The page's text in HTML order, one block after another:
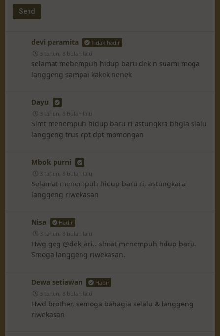
devi paramita
Tidak hadir
3 tahun, 8 bulan lalu
selamat mebempuh hidup baru dek n suami moga
langgeng sampai kakek nenek
Dayu
3 tahun, 8 bulan lalu
Slmt menempuh hidup baru ri astungkra bhgia slalu
langgeng trus cpt dpt momongan
Mbok purni
3 tahun, 8 bulan lalu
Selamat menempuh hidup baru ri, astungkara
langgeng riwekasan
Nisa
Hadir
3 tahun, 8 bulan lalu
Hwg geg @dek_ari.. slmat menempuh hdup baru.
Smoga langgeng riwekasan.
Dewa setiawan
Hadir
3 tahun, 8 bulan lalu
Hwd brother, semoga bahagia selalu & langgeng
riwekasan